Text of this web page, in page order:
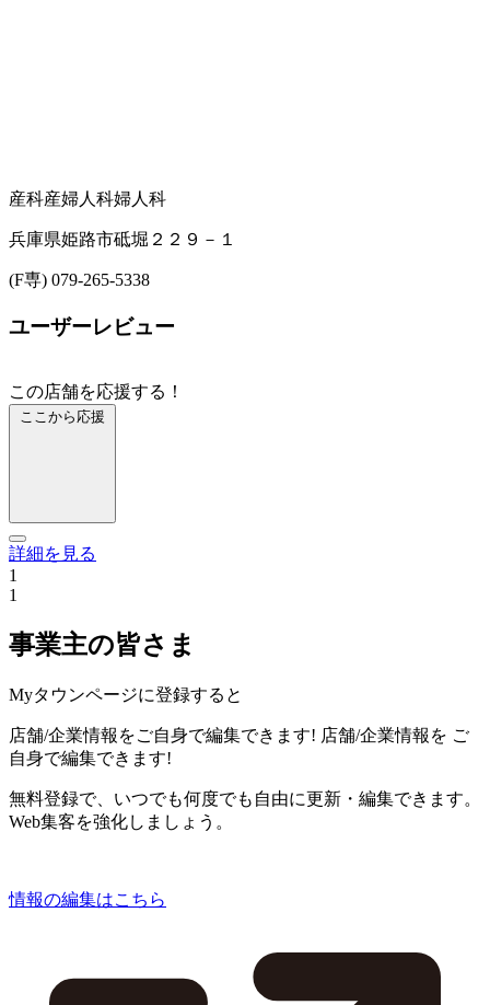
産科産婦人科婦人科
兵庫県姫路市砥堀２２９－１
(F専) 079-265-5338
ユーザーレビュー
この店舗を応援する！
ここから応援
詳細を見る
1
1
事業主の皆さま
Myタウンページに登録すると
店舗/企業情報をご自身で編集できます! 店舗/企業情報を ご
自身で編集できます!
無料登録で、いつでも何度でも自由に更新・編集できます。
Web集客を強化しましょう。
情報の編集はこちら